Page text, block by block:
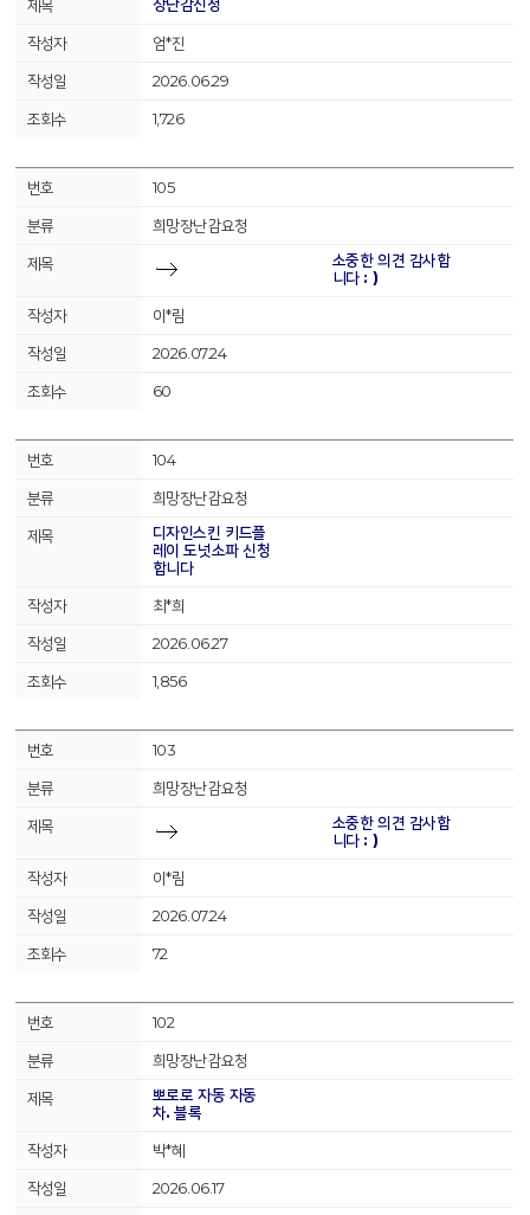
엄*진
2026.06.29
1,726
105
희망장난감요청
소중한 의견 감사합
니다 : )
이*림
2026.07.24
60
104
희망장난감요청
디자인스킨 키드플
레이 도넛소파 신청
합니다
최*희
2026.06.27
1,856
103
희망장난감요청
소중한 의견 감사합
니다 : )
이*림
2026.07.24
72
102
희망장난감요청
뽀로로 자동 자동
차. 블록
박*혜
2026.06.17